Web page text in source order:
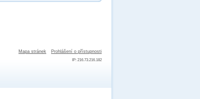
Mapa stránek Prohlášení o přístupnosti
IP: 216.73.216.182